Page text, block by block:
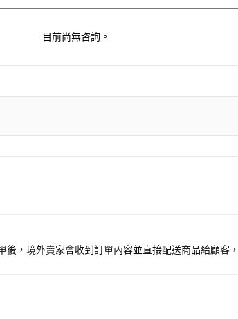
目前尚無咨詢。
後，境外賣家會收到訂單內容並直接配送商品給顧